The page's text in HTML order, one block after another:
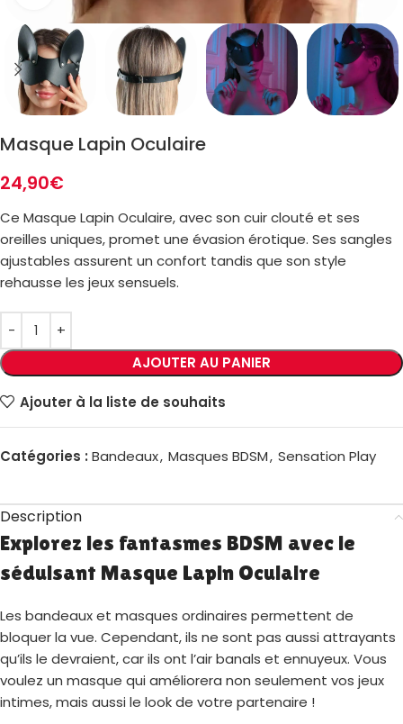
Masque Lapin Oculaire
24,90€
Ce Masque Lapin Oculaire, avec son cuir clouté et ses
oreilles uniques, promet une évasion érotique. Ses sangles
ajustables assurent un confort tandis que son style
rehausse les jeux sensuels.
AJOUTER AU PANIER
Ajouter à la liste de souhaits
Catégories : Bandeaux, Masques BDSM, Sensation Play
Description
Explorez les fantasmes BDSM avec le
séduisant Masque Lapin Oculaire
Les bandeaux et masques ordinaires permettent de
bloquer la vue. Cependant, ils ne sont pas aussi attrayants
qu’ils le devraient, car ils ont l’air banals et ennuyeux. Vous
voulez un masque qui améliorera non seulement vos jeux
intimes, mais aussi le look de votre partenaire !